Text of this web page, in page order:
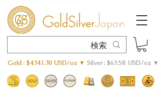
Gold : $4341.30 USD/oz ▼ Silver : $63.58 USD/oz ▼